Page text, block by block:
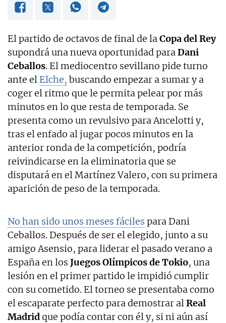
El partido de octavos de final de laCopa del Rey
supondrá una nueva oportunidad paraDani
Ceballos. El mediocentro sevillano pide turno
ante el Elche, buscando empezar a sumar y a
coger el ritmo que le permita pelear por más
minutos en lo que resta de temporada. Se
presenta como un revulsivo para Ancelotti y,
tras el enfado al jugar pocos minutos en la
anterior ronda de la competición, podría
reivindicarse en la eliminatoria que se
disputará en el Martínez Valero, con su primera
aparición de peso de la temporada.
No han sido unos meses fáciles para Dani
Ceballos. Después de ser el elegido, junto a su
amigo Asensio, para liderar el pasado verano a
España en los Juegos Olímpicos de Tokio, una
lesión en el primer partido le impidió cumplir
con su cometido. El torneo se presentaba como
el escaparate perfecto para demostrar alReal
Madridque podía contar con él y, si ni aún así